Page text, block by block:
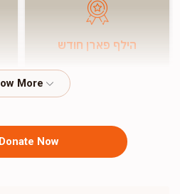
הילף פארן חודש
Donate Now